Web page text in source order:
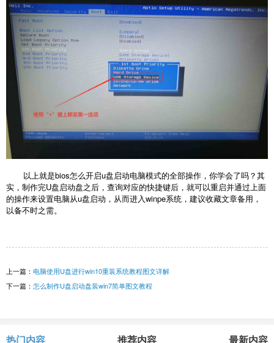
以上就是bios怎么开启u盘启动电脑模式的全部操作，你学会了吗？其
实，制作完U盘启动盘之后，查询对应的快捷键后，就可以重启并通过上面
的操作来设置电脑从u盘启动，从而进入winpe系统，建议收藏文章备用，
以备不时之需。
上一篇： 电脑使用U盘进行win10重装系统教程图文详解
下一篇： 怎么制作U盘启动盘装win7简单图文教程
热门内容 推荐内容 最新内容